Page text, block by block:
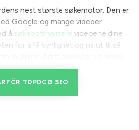
nest største søkemotor. Den er
Google og mange videoer
å søkeoptimalisere videoene dine
for å få synlighet og nå ut til så
trenger
for
TOPDOG SEO